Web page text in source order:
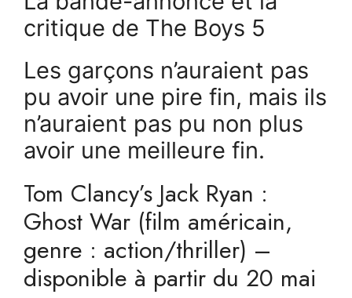
critique de The Boys 5
Les garçons n’auraient pas
pu avoir une pire fin, mais ils
n’auraient pas pu non plus
avoir une meilleure fin.
Tom Clancy’s Jack Ryan :
Ghost War (film américain,
genre : action/thriller) –
disponible à partir du 20 mai